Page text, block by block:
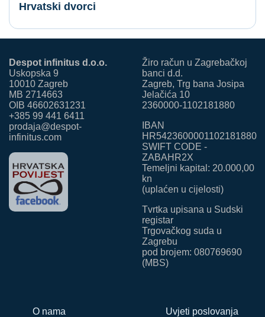
Hrvatski dvorci
Despot infinitus d.o.o.
Uskopska 9
10010 Zagreb
MB 2714663
OIB 46602631231
+385 99 441 6411
prodaja@despot-
infinitus.com
Žiro račun u Zagrebačkoj
banci d.d.
Zagreb, Trg bana Josipa
Jelačića 10
2360000-1102181880
IBAN
HR5423600001102181880
SWIFT CODE -
ZABAHR2X
Temeljni kapital: 20.000,00
kn
(uplaćen u cijelosti)
Tvrtka upisana u Sudski
registar
Trgovačkog suda u
Zagrebu
pod brojem: 080769690
(MBS)
O nama Uvjeti poslovanja